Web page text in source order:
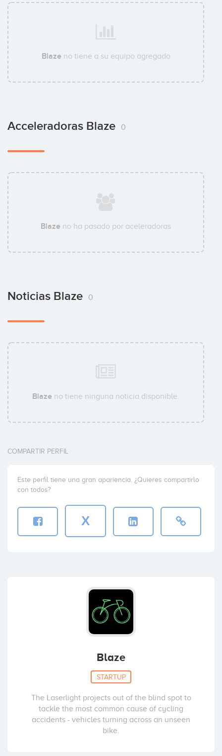
Blazeno tiene a su equipo agregado
Acceleradoras Blaze 0
Blaze no ha pasado por aceleradoras
Noticias Blaze 0
Blaze no tiene ninguna noticia disponible.
COMPARTIR PERFIL
Este perfil tiene una gran apariencia. ¿Quieres compartirlo
con todos?
X
Blaze
STARTUP
The Laserlight projects out of the blind spot to
tackle the most common cause of cycling
accidents - vehicles turning across an unseen
bike.